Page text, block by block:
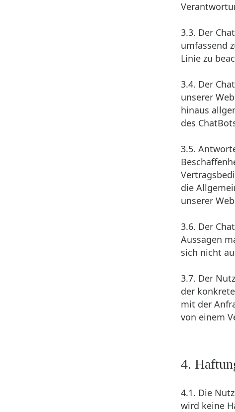
3.3. Der
umfassend
Linie zu
3.4. Der
unserer
hinaus
des
3.5.
die
unserer
3.6. Der
Aussagen
sich nicht
3.7. Der
der
mit der
von einem
4.
4.1. Die
wird keine